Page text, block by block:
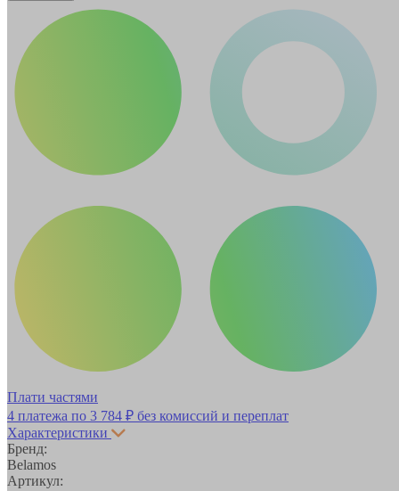
Плати частями
4 платежа по 3 784 ₽ без комиссий и переплат
Характеристики
Бренд:
Belamos
Артикул: